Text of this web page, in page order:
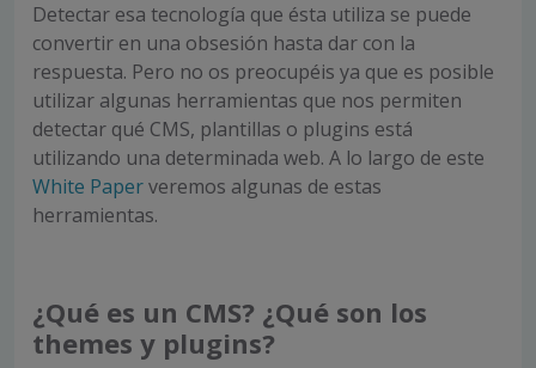
Detectar esa tecnología que ésta utiliza se puede
convertir en una obsesión hasta dar con la
respuesta. Pero no os preocupéis ya que es posible
utilizar algunas herramientas que nos permiten
detectar qué CMS, plantillas o plugins está
utilizando una determinada web. A lo largo de este
White Paperveremos algunas de estas
herramientas.
¿Qué es un CMS? ¿Qué son los
themes y plugins?